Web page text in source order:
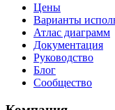
Цены
Варианты
Атлас диаграмм
Документация
Руководство
Блог
Сообщество